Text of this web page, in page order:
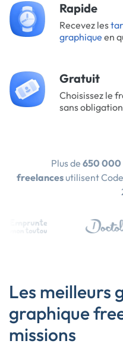
Rapide
Recevez les
graphique en
Gratuit
Choisissez le
sans obligation
Plus de 650 000
freelances utilisent
Les meilleurs
graphique
missions